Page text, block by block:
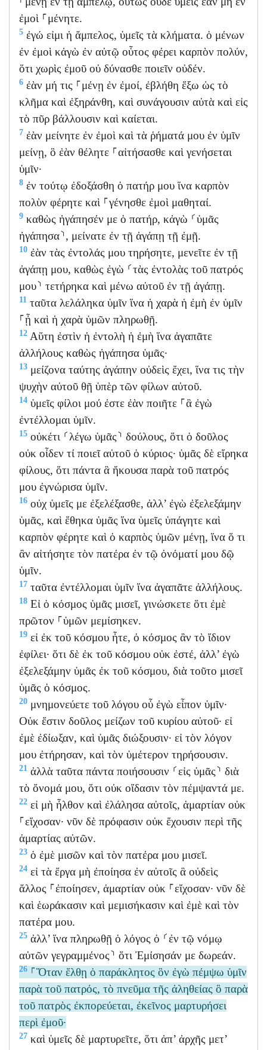
ἐμοὶ ⸀μένητε.
5 ἐγώ εἰμι ἡ ἄμπελος, ὑμεῖς τὰ κλήματα. ὁ μένων
ἐν ἐμοὶ κἀγὼ ἐν αὐτῷ οὗτος φέρει καρπὸν πολύν,
ὅτι χωρὶς ἐμοῦ οὐ δύνασθε ποιεῖν οὐδέν.
6 ἐὰν μή τις ⸀μένῃ ἐν ἐμοί, ἐβλήθη ἔξω ὡς τὸ
κλῆμα καὶ ἐξηράνθη, καὶ συνάγουσιν αὐτὰ καὶ εἰς
τὸ πῦρ βάλλουσιν καὶ καίεται.
7 ἐὰν μείνητε ἐν ἐμοὶ καὶ τὰ ῥήματά μου ἐν ὑμῖν
μείνῃ, ὃ ἐὰν θέλητε ⸀αἰτήσασθε καὶ γενήσεται
ὑμῖν·
8 ἐν τούτῳ ἐδοξάσθη ὁ πατήρ μου ἵνα καρπὸν
πολὺν φέρητε καὶ ⸀γένησθε ἐμοὶ μαθηταί.
9 καθὼς ἠγάπησέν με ὁ πατήρ, κἀγὼ ⸂ὑμᾶς
ἠγάπησα⸃, μείνατε ἐν τῇ ἀγάπῃ τῇ ἐμῇ.
10 ἐὰν τὰς ἐντολάς μου τηρήσητε, μενεῖτε ἐν τῇ
ἀγάπῃ μου, καθὼς ἐγὼ ⸂τὰς ἐντολὰς τοῦ πατρός
μου⸃ τετήρηκα καὶ μένω αὐτοῦ ἐν τῇ ἀγάπῃ.
11 ταῦτα λελάληκα ὑμῖν ἵνα ἡ χαρὰ ἡ ἐμὴ ἐν ὑμῖν
⸀ᾖ καὶ ἡ χαρὰ ὑμῶν πληρωθῇ.
12 Αὕτη ἐστὶν ἡ ἐντολὴ ἡ ἐμὴ ἵνα ἀγαπᾶτε
ἀλλήλους καθὼς ἠγάπησα ὑμᾶς·
13 μείζονα ταύτης ἀγάπην οὐδεὶς ἔχει, ἵνα τις τὴν
ψυχὴν αὐτοῦ θῇ ὑπὲρ τῶν φίλων αὐτοῦ.
14 ὑμεῖς φίλοι μού ἐστε ἐὰν ποιῆτε ⸀ἃ ἐγὼ
ἐντέλλομαι ὑμῖν.
15 οὐκέτι ⸂λέγω ὑμᾶς⸃ δούλους, ὅτι ὁ δοῦλος
οὐκ οἶδεν τί ποιεῖ αὐτοῦ ὁ κύριος· ὑμᾶς δὲ εἴρηκα
φίλους, ὅτι πάντα ἃ ἤκουσα παρὰ τοῦ πατρός
μου ἐγνώρισα ὑμῖν.
16 οὐχ ὑμεῖς με ἐξελέξασθε, ἀλλ’ ἐγὼ ἐξελεξάμην
ὑμᾶς, καὶ ἔθηκα ὑμᾶς ἵνα ὑμεῖς ὑπάγητε καὶ
καρπὸν φέρητε καὶ ὁ καρπὸς ὑμῶν μένῃ, ἵνα ὅ τι
ἂν αἰτήσητε τὸν πατέρα ἐν τῷ ὀνόματί μου δῷ
ὑμῖν.
17 ταῦτα ἐντέλλομαι ὑμῖν ἵνα ἀγαπᾶτε ἀλλήλους.
18 Εἰ ὁ κόσμος ὑμᾶς μισεῖ, γινώσκετε ὅτι ἐμὲ
πρῶτον ⸀ὑμῶν μεμίσηκεν.
19 εἰ ἐκ τοῦ κόσμου ἦτε, ὁ κόσμος ἂν τὸ ἴδιον
ἐφίλει· ὅτι δὲ ἐκ τοῦ κόσμου οὐκ ἐστέ, ἀλλ’ ἐγὼ
ἐξελεξάμην ὑμᾶς ἐκ τοῦ κόσμου, διὰ τοῦτο μισεῖ
ὑμᾶς ὁ κόσμος.
20 μνημονεύετε τοῦ λόγου οὗ ἐγὼ εἶπον ὑμῖν·
Οὐκ ἔστιν δοῦλος μείζων τοῦ κυρίου αὐτοῦ· εἰ
ἐμὲ ἐδίωξαν, καὶ ὑμᾶς διώξουσιν· εἰ τὸν λόγον
μου ἐτήρησαν, καὶ τὸν ὑμέτερον τηρήσουσιν.
21 ἀλλὰ ταῦτα πάντα ποιήσουσιν ⸂εἰς ὑμᾶς⸃ διὰ
τὸ ὄνομά μου, ὅτι οὐκ οἴδασιν τὸν πέμψαντά με.
22 εἰ μὴ ἦλθον καὶ ἐλάλησα αὐτοῖς, ἁμαρτίαν οὐκ
⸀εἴχοσαν· νῦν δὲ πρόφασιν οὐκ ἔχουσιν περὶ τῆς
ἁμαρτίας αὐτῶν.
23 ὁ ἐμὲ μισῶν καὶ τὸν πατέρα μου μισεῖ.
24 εἰ τὰ ἔργα μὴ ἐποίησα ἐν αὐτοῖς ἃ οὐδεὶς
ἄλλος ⸀ἐποίησεν, ἁμαρτίαν οὐκ ⸀εἴχοσαν· νῦν δὲ
καὶ ἑωράκασιν καὶ μεμισήκασιν καὶ ἐμὲ καὶ τὸν
πατέρα μου.
25 ἀλλ’ ἵνα πληρωθῇ ὁ λόγος ὁ ⸂ἐν τῷ νόμῳ
αὐτῶν γεγραμμένος⸃ ὅτι Ἐμίσησάν με δωρεάν.
26 ⸀Ὅταν ἔλθῃ ὁ παράκλητος ὃν ἐγὼ πέμψω ὑμῖν
παρὰ τοῦ πατρός, τὸ πνεῦμα τῆς ἀληθείας ὃ παρὰ
τοῦ πατρὸς ἐκπορεύεται, ἐκεῖνος μαρτυρήσει
περὶ ἐμοῦ·
27 καὶ ὑμεῖς δὲ μαρτυρεῖτε, ὅτι ἀπ’ ἀρχῆς μετ’